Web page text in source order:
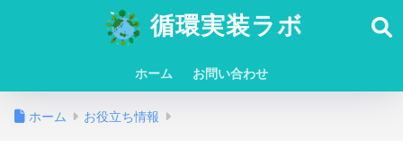
循環実装ラボ
ホーム お問い合わせ
ホーム お役立ち情報